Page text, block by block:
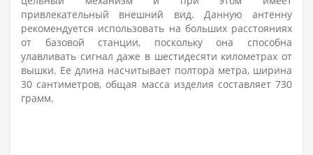
привлекательный внешний вид. Данную антенну
рекомендуется использовать на больших расстояниях
от базовой станции, поскольку она способна
улавливать сигнал даже в шестидесяти километрах от
вышки. Ее длина насчитывает полтора метра, ширина
30 сантиметров, общая масса изделия составляет 730
грамм.